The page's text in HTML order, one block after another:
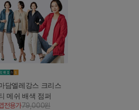
담엘레강스 크리스
메쉬 배색 점퍼
전용가79,000원